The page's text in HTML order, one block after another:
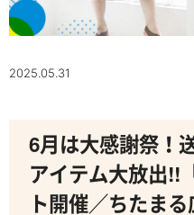
2025.05.31
6月は大感謝祭！
アイテム大放出!!
ト開催／ちたまる